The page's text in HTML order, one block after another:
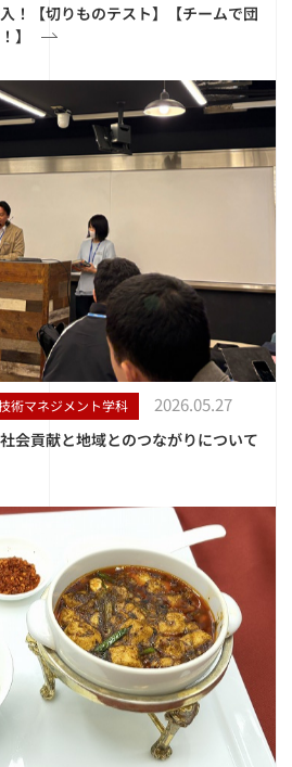
！【切りものテスト】【チームで団
】
術マネジメント学科 2026.05.27
会貢献と地域とのつながりについて